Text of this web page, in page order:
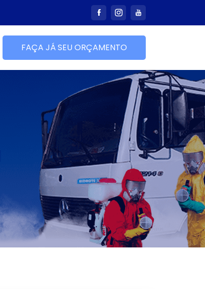
FAÇA JÁ SEU ORÇAMENTO